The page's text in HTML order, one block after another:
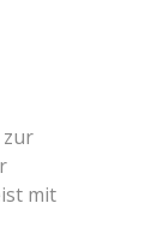
zur
mit